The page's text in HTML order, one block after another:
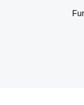
Furgoneta - 7